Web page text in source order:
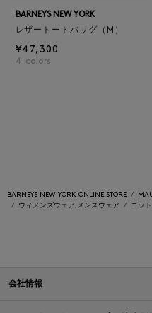
BARNEYS NEW YORK
レザートートバッグ（M）
¥47,300
4 colors
BARNEYS NEW YORK ONLINE STORE
ウィメンズウェア,メンズウェア
ニッ
会社情報